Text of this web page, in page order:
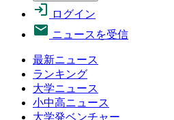
ログイン
ニュースを受信
最新ニュース
ランキング
大学ニュース
小中高ニュース
大学発ベンチャー